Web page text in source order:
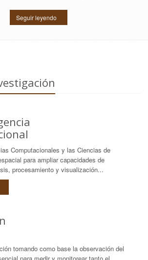
Seguir leyendo
Computacionales y las Ciencias de
para ampliar capacidades de
procesamiento y visualización...
tomando como base la observación del